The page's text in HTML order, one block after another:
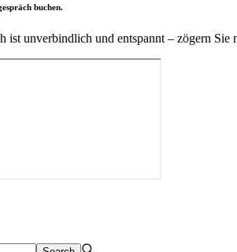
buchen.
ist unverbindlich und entspannt – zögern